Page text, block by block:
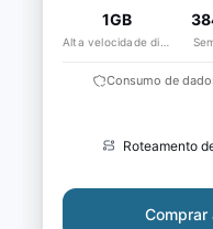
1GB
Consumo de
Roteamento